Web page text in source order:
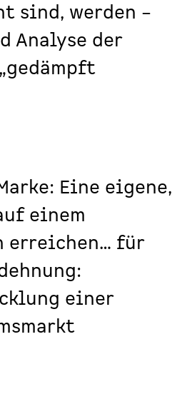
sind, werden –
Analyse der
Eine eigene,
einem
erreichen… für
einer